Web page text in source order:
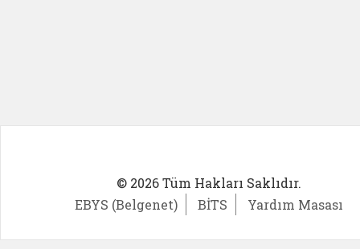
© 2026 Tüm Hakları Saklıdır.
EBYS (Belgenet)
BİTS Yardım Masası